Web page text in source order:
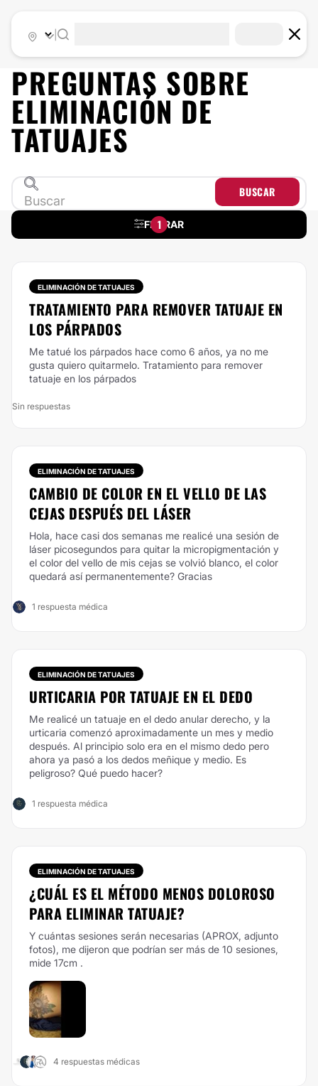
PREGUNTAS SOBRE
ELIMINACIÓN DE
TATUAJES
BUSCAR
FILTRAR
1
ELIMINACIÓN DE TATUAJES
TRATAMIENTO PARA REMOVER TATUAJE EN
LOS PÁRPADOS
Me tatué los párpados hace como 6 años, ya no me
gusta quiero quitarmelo. Tratamiento para remover
tatuaje en los párpados
Sin respuestas
ELIMINACIÓN DE TATUAJES
CAMBIO DE COLOR EN EL VELLO DE LAS
CEJAS DESPUÉS DEL LÁSER
Hola, hace casi dos semanas me realicé una sesión de
láser picosegundos para quitar la micropigmentación y
el color del vello de mis cejas se volvió blanco, el color
quedará así permanentemente? Gracias
1 respuesta médica
ELIMINACIÓN DE TATUAJES
URTICARIA POR TATUAJE EN EL DEDO
Me realicé un tatuaje en el dedo anular derecho, y la
urticaria comenzó aproximadamente un mes y medio
después. Al principio solo era en el mismo dedo pero
ahora ya pasó a los dedos meñique y medio. Es
peligroso? Qué puedo hacer?
1 respuesta médica
ELIMINACIÓN DE TATUAJES
¿CUÁL ES EL MÉTODO MENOS DOLOROSO
PARA ELIMINAR TATUAJE?
Y cuántas sesiones serán necesarias (APROX, adjunto
fotos), me dijeron que podrían ser más de 10 sesiones,
mide 17cm .
4 respuestas médicas